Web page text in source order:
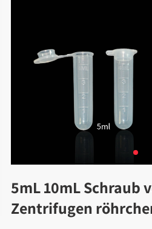
5mL 10mL Schraub
Zentrifugen